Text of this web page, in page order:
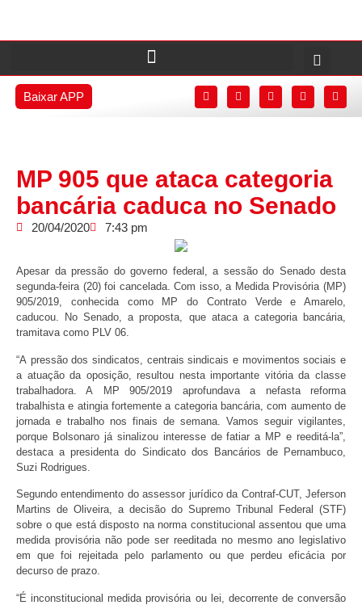
Baixar APP
MP 905 que ataca categoria
bancária caduca no Senado
20/04/2020 7:43 pm
Apesar da pressão do governo federal, a sessão do Senado desta
segunda-feira (20) foi cancelada. Com isso, a Medida Provisória (MP)
905/2019, conhecida como MP do Contrato Verde e Amarelo,
caducou. No Senado, a proposta, que ataca a categoria bancária,
tramitava como PLV 06.
“A pressão dos sindicatos, centrais sindicais e movimentos sociais e
a atuação da oposição, resultou nesta importante vitória da classe
trabalhadora. A MP 905/2019 aprofundava a nefasta reforma
trabalhista e atingia fortemente a categoria bancária, com aumento de
jornada e trabalho nos finais de semana. Vamos seguir vigilantes,
porque Bolsonaro já sinalizou interesse de fatiar a MP e reeditá-la”,
destaca a presidenta do Sindicato dos Bancários de Pernambuco,
Suzi Rodrigues.
Segundo entendimento do assessor jurídico da Contraf-CUT, Jeferson
Martins de Oliveira, a decisão do Supremo Tribunal Federal (STF)
sobre o que está disposto na norma constitucional assentou que uma
medida provisória não pode ser reeditada no mesmo ano legislativo
em que foi rejeitada pelo parlamento ou que perdeu eficácia por
decurso de prazo.
“É inconstitucional medida provisória ou lei, decorrente de conversão